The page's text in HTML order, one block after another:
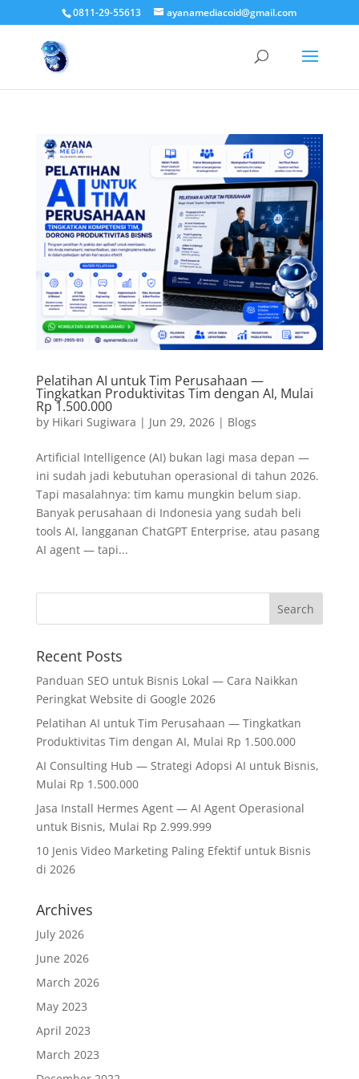
0811-29-55613 ayanamediacoid@gmail.com
Pelatihan AI untuk Tim Perusahaan —
Tingkatkan Produktivitas Tim dengan AI, Mulai
Rp 1.500.000
by Hikari Sugiwara | Jun 29, 2026| Blogs
Artificial Intelligence (AI) bukan lagi masa depan —
ini sudah jadi kebutuhan operasional di tahun 2026.
Tapi masalahnya: tim kamu mungkin belum siap.
Banyak perusahaan di Indonesia yang sudah beli
tools AI, langganan ChatGPT Enterprise, atau pasang
AI agent — tapi...
Recent Posts
Panduan SEO untuk Bisnis Lokal — Cara Naikkan
Peringkat Website di Google 2026
Pelatihan AI untuk Tim Perusahaan — Tingkatkan
Produktivitas Tim dengan AI, Mulai Rp 1.500.000
AI Consulting Hub — Strategi Adopsi AI untuk Bisnis,
Mulai Rp 1.500.000
Jasa Install Hermes Agent — AI Agent Operasional
untuk Bisnis, Mulai Rp 2.999.999
10 Jenis Video Marketing Paling Efektif untuk Bisnis
di 2026
Archives
July 2026
June 2026
March 2026
May 2023
April 2023
March 2023